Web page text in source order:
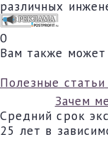
различных
0
Вам также
Полезные статьи
Зачем
Средний срок
25 лет в